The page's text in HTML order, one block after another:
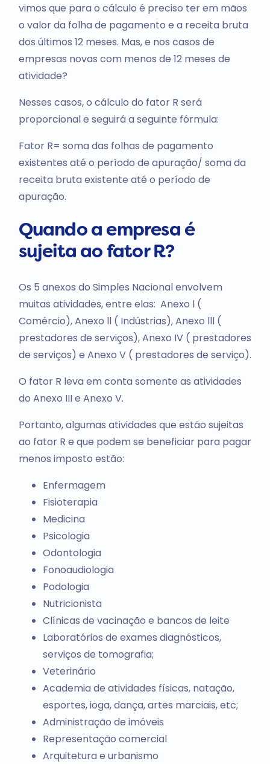
vimos que para o cálculo é preciso ter em mãos
o valor da folha de pagamento e a receita bruta
dos últimos 12 meses. Mas, e nos casos de
empresas novas com menos de 12 meses de
atividade?
Nesses casos, o cálculo do fator R será
proporcional e seguirá a seguinte fórmula:
Fator R= soma das folhas de pagamento
existentes até o período de apuração/ soma da
receita bruta existente até o período de
apuração.
Quando a empresa é
sujeita ao fator R?
Os 5 anexos do Simples Nacional envolvem
muitas atividades, entre elas: Anexo l (
Comércio), Anexo ll ( Indústrias), Anexo lll (
prestadores de serviços), Anexo IV ( prestadores
de serviços) e Anexo V ( prestadores de serviço).
O fator R leva em conta somente as atividades
do Anexo III e Anexo V.
Portanto, algumas atividades que estão sujeitas
ao fator R e que podem se beneficiar para pagar
menos imposto estão:
Enfermagem
Fisioterapia
Medicina
Psicologia
Odontologia
Fonoaudiologia
Podologia
Nutricionista
Clínicas de vacinação e bancos de leite
Laboratórios de exames diagnósticos,
serviços de tomografia;
Veterinário
Academia de atividades físicas, natação,
esportes, ioga, dança, artes marciais, etc;
Administração de imóveis
Representação comercial
Arquitetura e urbanismo